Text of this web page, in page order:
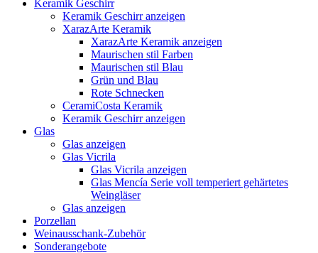
Keramik Geschirr
Keramik Geschirr anzeigen
XarazArte Keramik
XarazArte Keramik anzeigen
Maurischen stil Farben
Maurischen stil Blau
Grün und Blau
Rote Schnecken
CeramiCosta Keramik
Keramik Geschirr anzeigen
Glas
Glas anzeigen
Glas Vicrila
Glas Vicrila anzeigen
Glas Mencía Serie voll temperiert gehärtetes
Weingläser
Glas anzeigen
Porzellan
Weinausschank-Zubehör
Sonderangebote